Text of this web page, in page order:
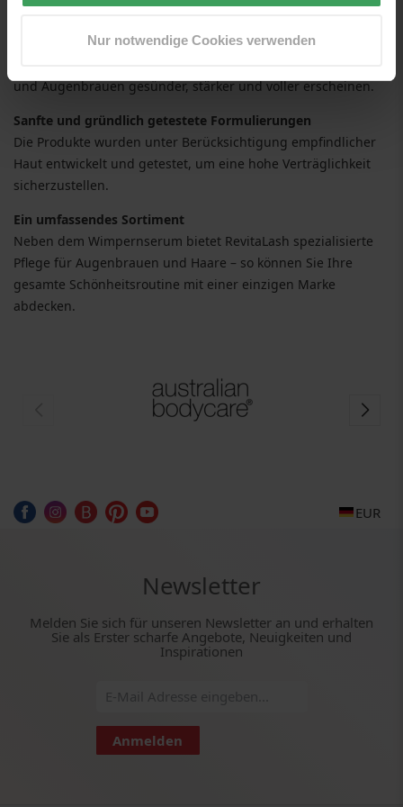
Nur notwendige Cookies verwenden
zu stärken und zu schützen.
Sichtbare Ergebnisse
und Augenbrauen gesünder, stärker und voller erscheinen.
Sanfte und gründlich getestete Formulierungen
Die Produkte wurden unter Berücksichtigung empfindlicher
Haut entwickelt und getestet, um eine hohe Verträglichkeit
sicherzustellen.
Ein umfassendes Sortiment
Neben dem Wimpernserum bietet RevitaLash spezialisierte
Pflege für Augenbrauen und Haare – so können Sie Ihre
gesamte Schönheitsroutine mit einer einzigen Marke
abdecken.
EUR
Newsletter
Melden Sie sich für unseren Newsletter an und erhalten
Sie als Erster scharfe Angebote, Neuigkeiten und
Inspirationen
Anmelden